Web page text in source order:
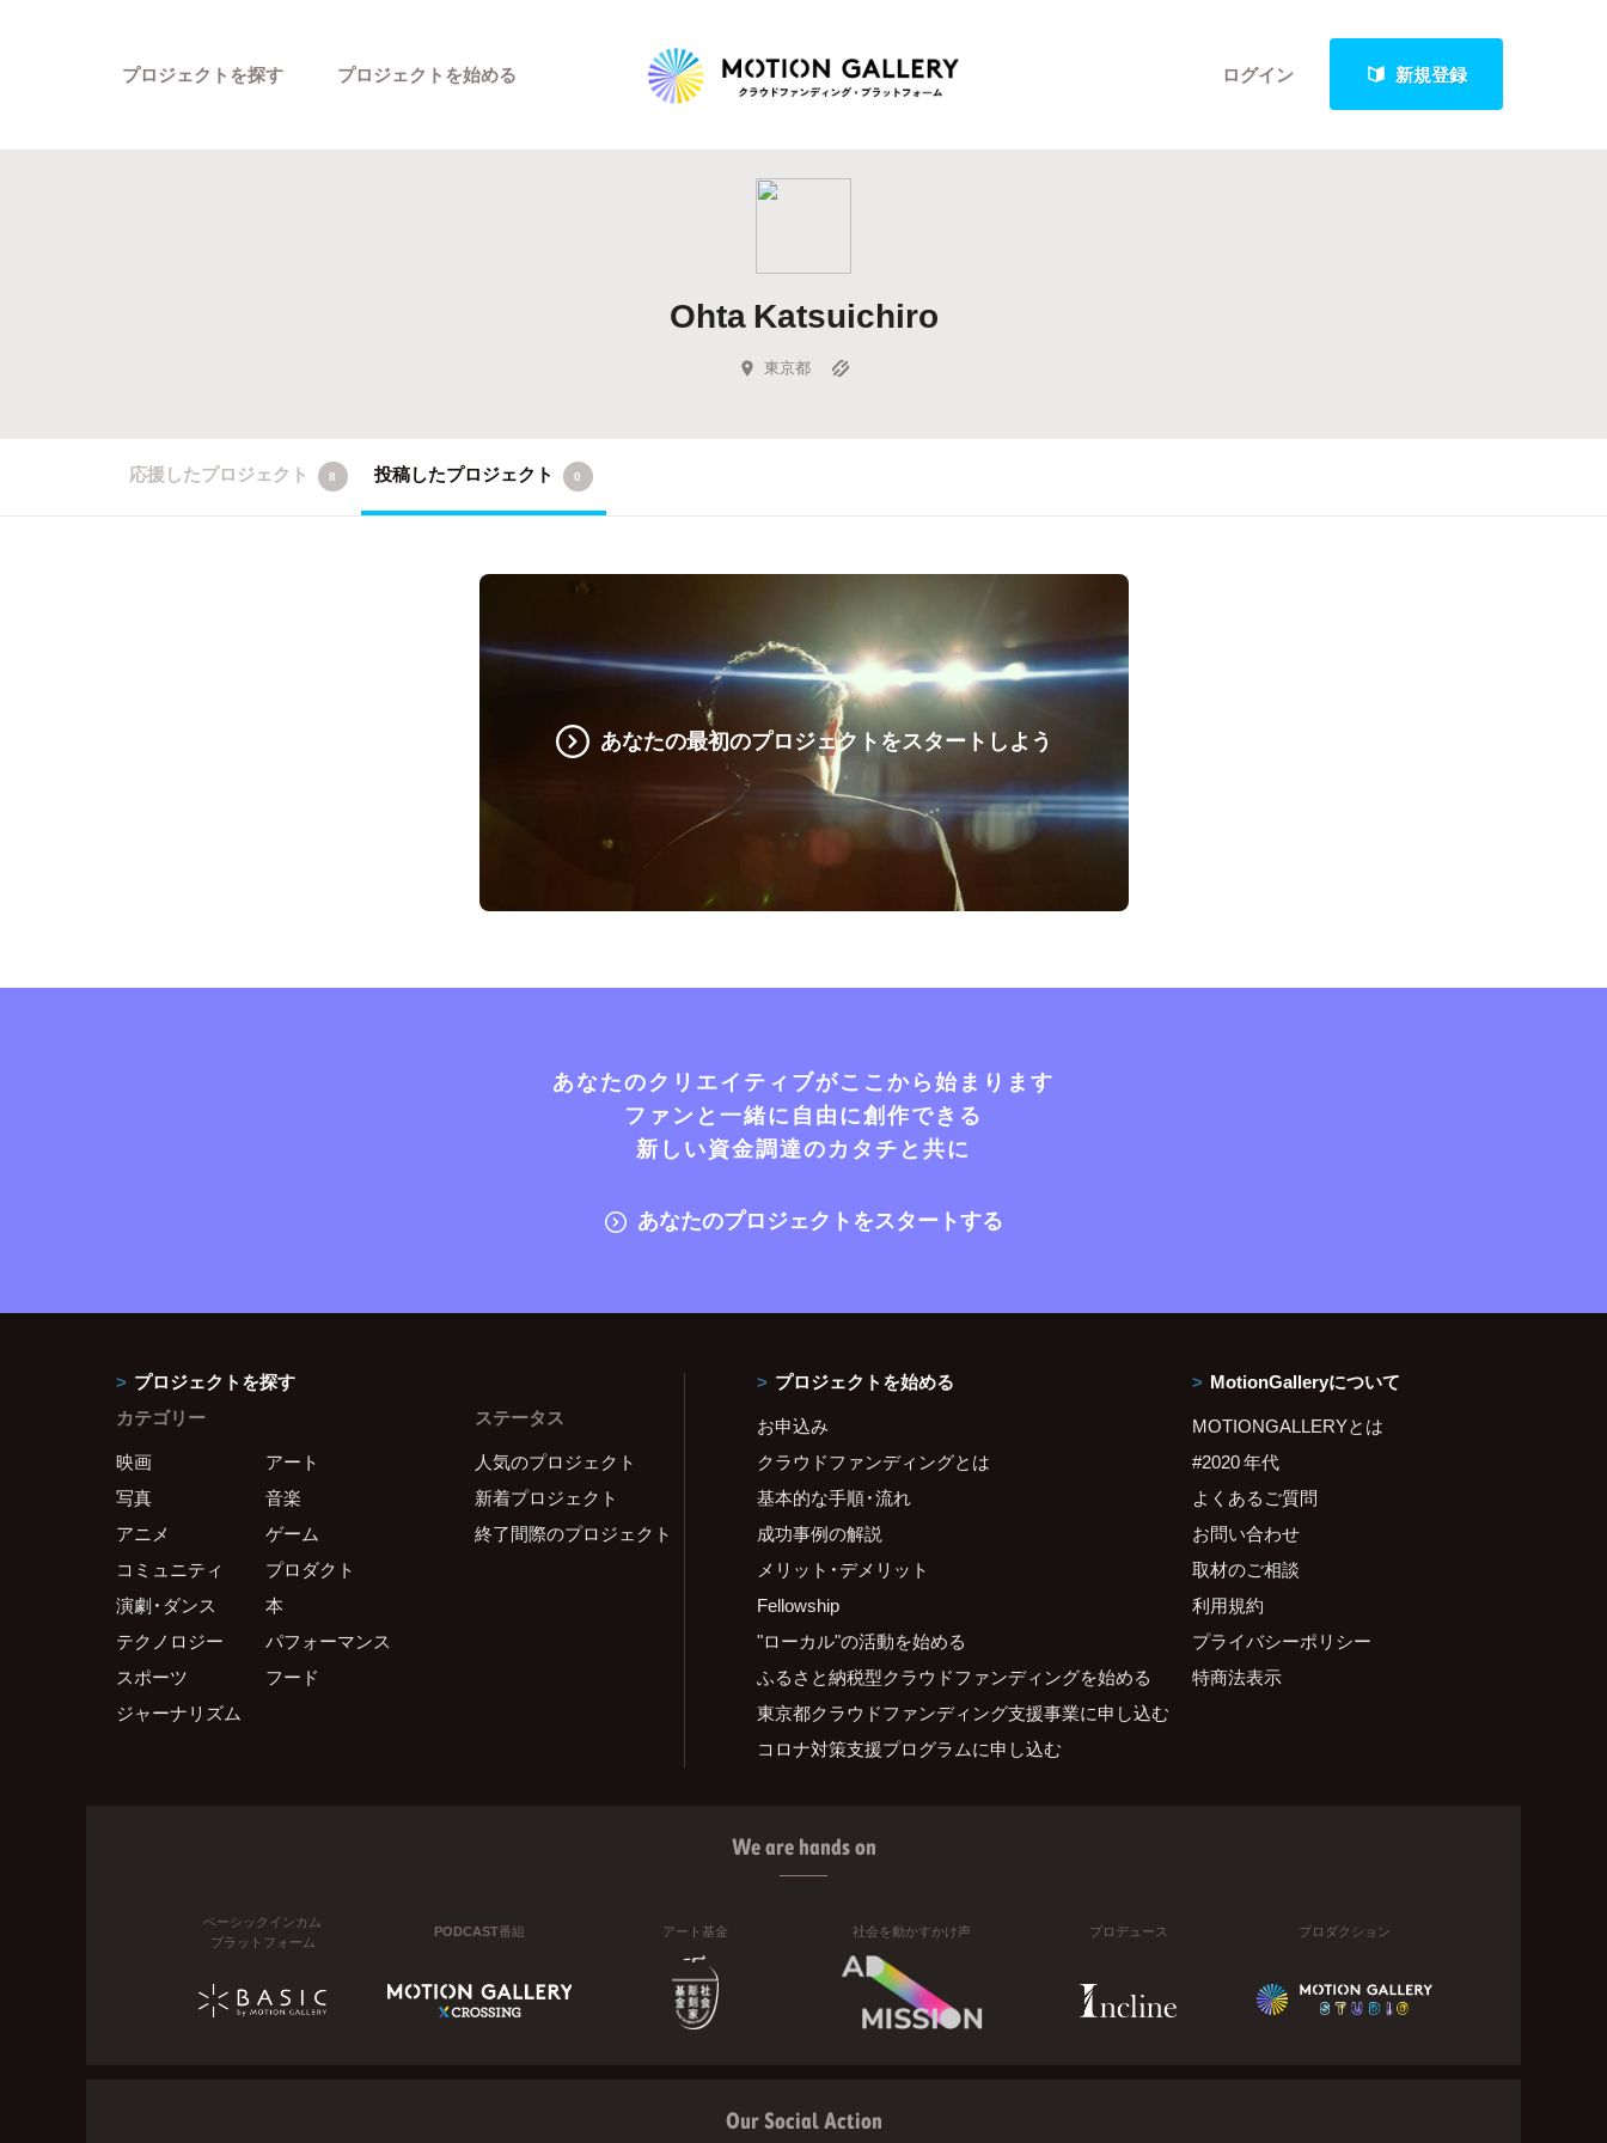
ログイン 新規登録
プロジェクトを探す
Highlight
Feature
キュレーターから探す
プロジェクトを始める
Ohta Katsuichiro
東京都
応援したプロジェクト 8 投稿したプロジェクト 0
あなたの最初のプロジェクトをスタートしよう
あなたのクリエイティブがここから始まります
ファンと一緒に自由に創作できる
新しい資金調達のカタチと共に
あなたのプロジェクトをスタートする
プロジェクトを探す
カテゴリー
映画
アート
写真
音楽
アニメ
ゲーム
コミュニティ
プロダクト
演劇・ダンス
本
テクノロジー
パフォーマンス
スポーツ
フード
ジャーナリズム
ステータス
人気のプロジェクト
新着プロジェクト
終了間際のプロジェクト
プロジェクトを始める
お申込み
クラウドファンディングとは
基本的な手順・流れ
成功事例の解説
メリット・デメリット
Fellowship
"ローカル"の活動を始める
ふるさと納税型クラウドファンディングを始める
東京都クラウドファンディング支援事業に申し込む
コロナ対策支援プログラムに申し込む
MotionGalleryについて
MOTIONGALLERYとは
#2020 年代
よくあるご質問
お問い合わせ
取材のご相談
利用規約
プライバシーポリシー
特商法表示
We are hands on
ベーシックインカム
プラットフォーム
PODCAST番組 アート基金 社会を動かすかけ声 プロデュース プロダクション
Our Social Action